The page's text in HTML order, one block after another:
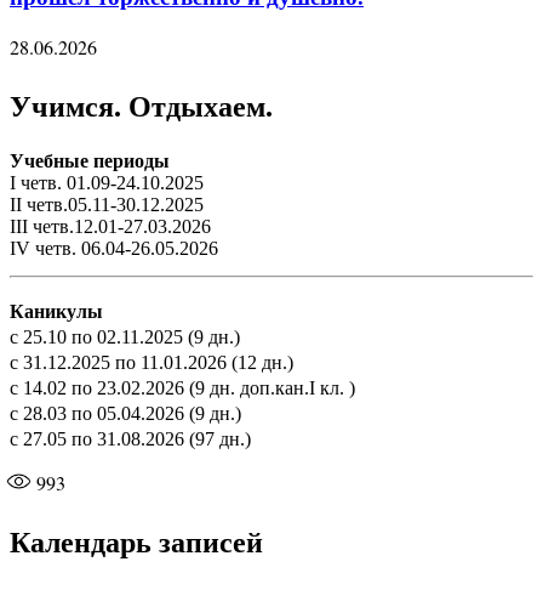
28.06.2026
Учимся. Отдыхаем.
Учебные периоды
I четв. 01.09-24.10.2025
II четв.05.11-30.12.2025
III четв.12.01-27.03.2026
IV четв. 06.04-26.05.2026
Каникулы
с 25.10 по 02.11.2025 (9 дн.)
с 31.12.2025 по 11.01.2026 (12 дн.)
с 14.02 по 23.02.2026 (9 дн. доп.кан.I кл. )
с 28.03 по 05.04.2026 (9 дн.)
с 27.05 по 31.08.2026 (97 дн.)
993
Календарь записей